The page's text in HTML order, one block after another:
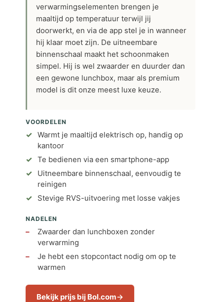
verwarmingselementen brengen je
maaltijd op temperatuur terwijl jij
doorwerkt, en via de app stel je in wanneer
hij klaar moet zijn. De uitneembare
binnenschaal maakt het schoonmaken
simpel. Hij is wel zwaarder en duurder dan
een gewone lunchbox, maar als premium
model is dit onze meest luxe keuze.
VOORDELEN
Warmt je maaltijd elektrisch op, handig op
kantoor
Te bedienen via een smartphone-app
Uitneembare binnenschaal, eenvoudig te
reinigen
Stevige RVS-uitvoering met losse vakjes
NADELEN
Zwaarder dan lunchboxen zonder
verwarming
Je hebt een stopcontact nodig om op te
warmen
Bekijk prijs bij Bol.com